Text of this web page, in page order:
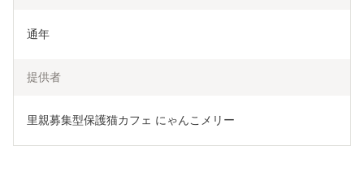
通年
提供者
里親募集型保護猫カフェ にゃんこメリー